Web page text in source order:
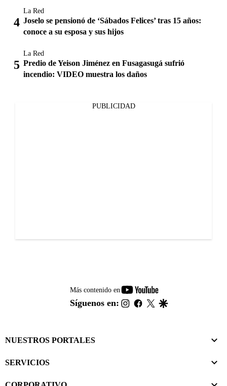
La Red
Joselo se pensionó de ‘Sábados Felices’ tras 15 años:
conoce a su esposa y sus hijos
La Red
Predio de Yeison Jiménez en Fusagasugá sufrió
incendio: VIDEO muestra los daños
PUBLICIDAD
Más contenido en
youtube-
footer
Síguenos en: instagram
facebook
twitter
NUESTROS PORTALES
SERVICIOS